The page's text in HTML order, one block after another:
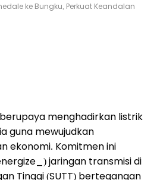
ke Bungku, Perkuat Keandalan
menghadirkan listrik
guna mewujudkan
ekonomi. Komitmen ini
jaringan transmisi di
Tinggi (SUTT) bertegangan